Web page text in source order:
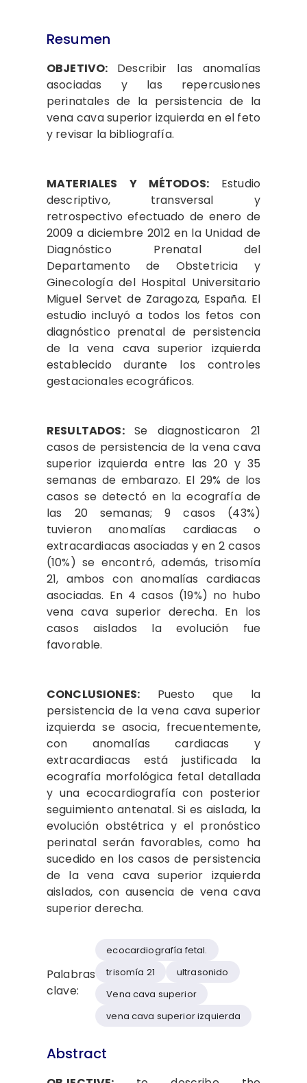
Resumen
OBJETIVO: Describir las anomalías
asociadas y las repercusiones
perinatales de la persistencia de la
vena cava superior izquierda en el feto
y revisar la bibliografía.
MATERIALES Y MÉTODOS:Estudio
descriptivo, transversal y
retrospectivo efectuado de enero de
2009 a diciembre 2012 en la Unidad de
Diagnóstico Prenatal del
Departamento de Obstetricia y
Ginecología del Hospital Universitario
Miguel Servet de Zaragoza, España. El
estudio incluyó a todos los fetos con
diagnóstico prenatal de persistencia
de la vena cava superior izquierda
establecido durante los controles
gestacionales ecográficos.
RESULTADOS: Se diagnosticaron 21
casos de persistencia de la vena cava
superior izquierda entre las 20 y 35
semanas de embarazo. El 29% de los
casos se detectó en la ecografía de
las 20 semanas; 9 casos (43%)
tuvieron anomalías cardiacas o
extracardiacas asociadas y en 2 casos
(10%) se encontró, además, trisomía
21, ambos con anomalías cardiacas
asociadas. En 4 casos (19%) no hubo
vena cava superior derecha. En los
casos aislados la evolución fue
favorable.
CONCLUSIONES:Puesto que la
persistencia de la vena cava superior
izquierda se asocia, frecuentemente,
con anomalías cardiacas y
extracardiacas está justificada la
ecografía morfológica fetal detallada
y una ecocardiografía con posterior
seguimiento antenatal. Si es aislada, la
evolución obstétrica y el pronóstico
perinatal serán favorables, como ha
sucedido en los casos de persistencia
de la vena cava superior izquierda
aislados, con ausencia de vena cava
superior derecha.
Palabras
clave:
ecocardiografía fetal.
trisomía 21
ultrasonido
Vena cava superior
vena cava superior izquierda
Abstract